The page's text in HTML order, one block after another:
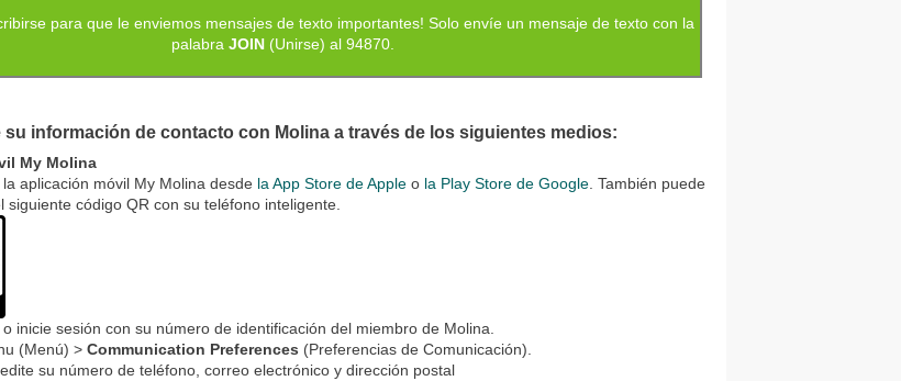
para que le enviemos mensajes de texto importantes! Solo envíe un mensaje de texto con la
palabra JOIN (Unirse) al 94870.
su información de contacto con Molina a través de los siguientes medios:
My Molina
aplicación móvil My Molina desde la App Store de Apple o la Play Store de Google. También puede
siguiente código QR con su teléfono inteligente.
inicie sesión con su número de identificación del miembro de Molina.
(Menú) >Communication Preferences (Preferencias de Comunicación).
su número de teléfono, correo electrónico y dirección postal